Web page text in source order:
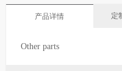
产品详情 定
Other parts